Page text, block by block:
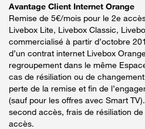
Avantage Client Internet Orange
Remise de 5€/mois pour le 2e
Livebox Lite, Livebox Classic,
commercialisé à partir d’octobre
d’un contrat internet Livebox
regroupement dans le même
cas de résiliation ou de
perte de la remise et fin de
(sauf pour les offres avec Smart
second accès, frais de résiliation
accès.